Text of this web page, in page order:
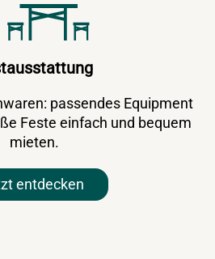
passendes Equipment
Feste einfach und bequem
mieten.
entdecken